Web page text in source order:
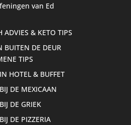
van Ed
ADVIES & KETO TIPS
BUITEN DE DEUR
TIPS
HOTEL & BUFFET
DE MEXICAAN
DE GRIEK
DE PIZZERIA